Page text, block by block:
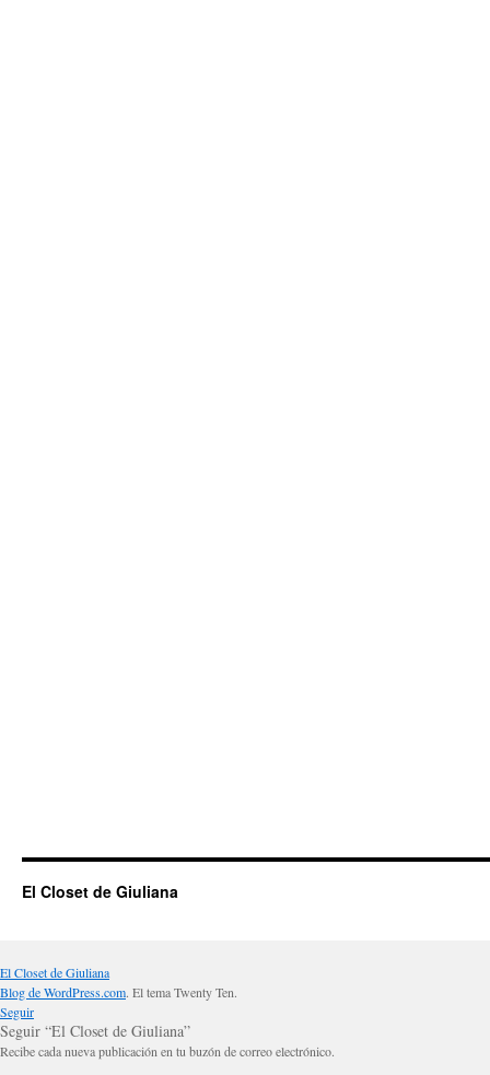
El Closet de Giuliana
El Closet de Giuliana
Blog de WordPress.com. El tema Twenty Ten.
Seguir
Seguir “El Closet de Giuliana”
Recibe cada nueva publicación en tu buzón de correo electrónico.